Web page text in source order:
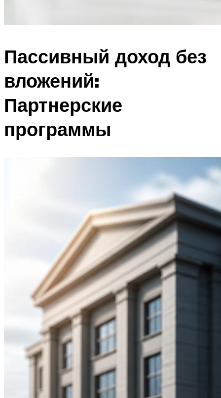
Пассивный доход без
вложений:
Партнерские
программы